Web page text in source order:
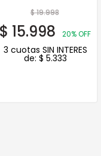
$17.444
$ 11.339 35% OFF
3 cuotas SIN INTERES
de: $3.780